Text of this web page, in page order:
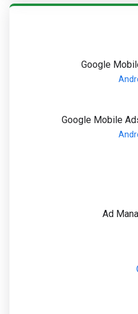
Google
‫Google Mobile